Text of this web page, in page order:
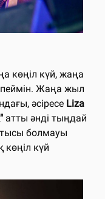
көңіл күй, жаңа
Жаңа жыл
әсіресе Liza
атты әнді тыңдай
болмауы
күй